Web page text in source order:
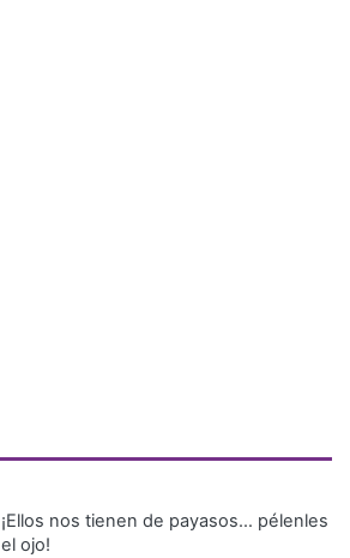
¡Ellos nos tienen de payasos… pélenles
el ojo!